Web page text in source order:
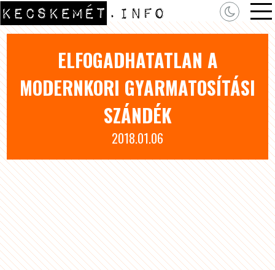
ELFOGADHATATLAN A
MODERNKORI GYARMATOSÍTÁSI
SZÁNDÉK
2018.01.06